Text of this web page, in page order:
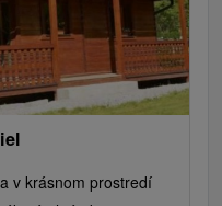
v krásnom prostredí